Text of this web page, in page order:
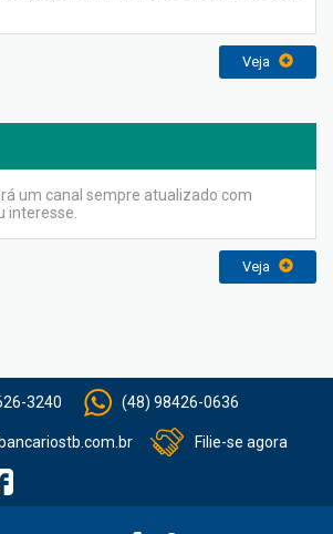
Veja
um canal sempre atualizado com
interesse.
Veja
3240 (48) 98426-0636
Filie-se agora